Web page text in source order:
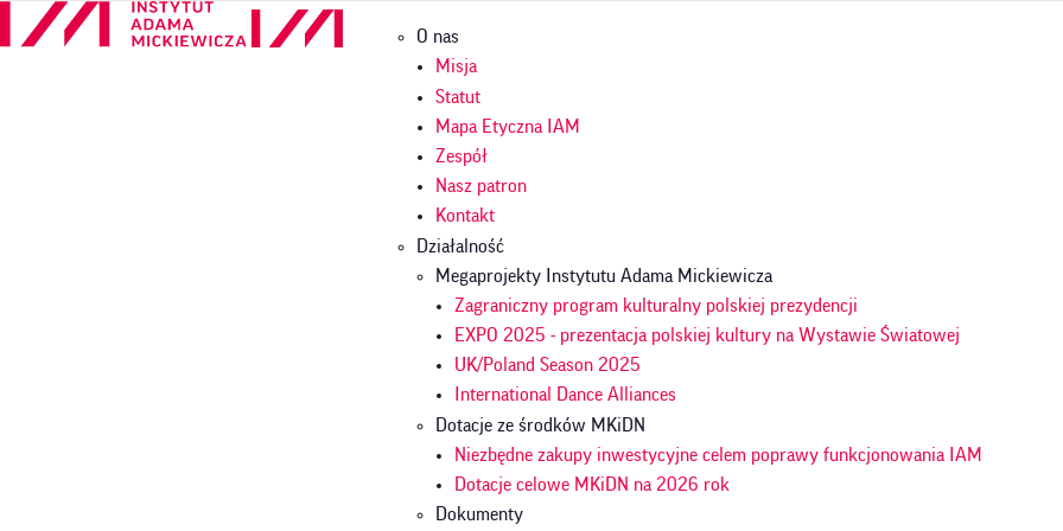
Przejdź
do
Główna
nawigacja
O nas
Misja
Statut
Mapa Etyczna IAM
Zespół
Nasz patron
Kontakt
Działalność
Megaprojekty Instytutu Adama Mickiewicza
Zagraniczny program kulturalny polskiej prezydencji
EXPO 2025 - prezentacja polskiej kultury na Wystawie Światowej
UK/Poland Season 2025
International Dance Alliances
Dotacje ze środków MKiDN
Niezbędne zakupy inwestycyjne celem poprawy funkcjonowania IAM
Dotacje celowe MKiDN na 2026 rok
Dokumenty